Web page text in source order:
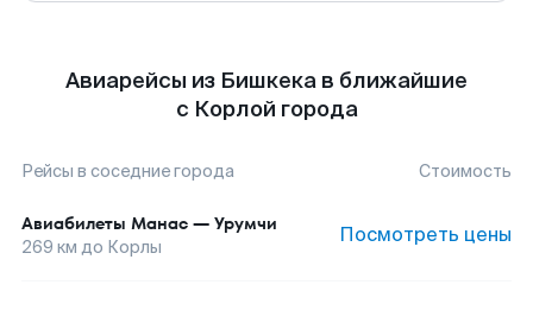
Авиарейсы из Бишкека в ближайшие
с Корлой города
Рейсы в соседние города Стоимость
Авиабилеты Манас — Урумчи
269 км до Корлы Посмотреть цены